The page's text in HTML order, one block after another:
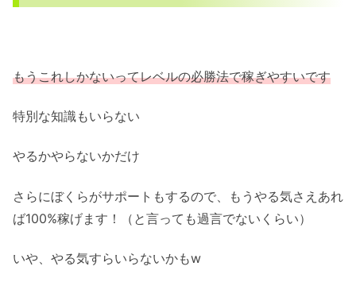
もうこれしかないってレベルの必勝法で稼ぎやすいです
特別な知識もいらない
やるかやらないかだけ
さらにぼくらがサポートもするので、もうやる気さえあれ
ば100%稼げます！（と言っても過言でないくらい）
いや、やる気すらいらないかもw